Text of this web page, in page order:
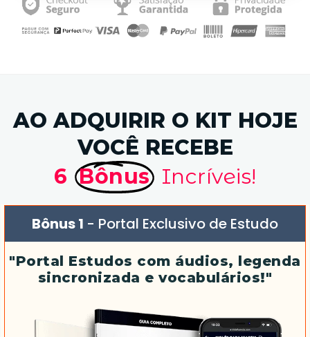
AO ADQUIRIR O KIT HOJE
VOCÊ RECEBE
6 BônusIncríveis!
Bônus 1 - Portal Exclusivo de Estudo
"Portal Estudos com áudios, legenda
sincronizada e vocabulários!"